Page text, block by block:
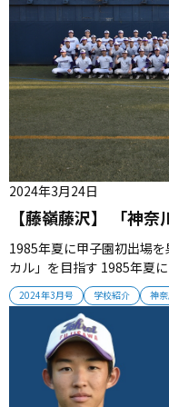
2024年3月号 学校紹介 神
【藤嶺藤沢】 「神奈
2024年3月24日
1985年夏に甲子園初出場
カル」を目指す 1985年夏
門・藤嶺藤沢。若きOB指
加えるチームは道なき道
誕生 有望なプレーヤーを